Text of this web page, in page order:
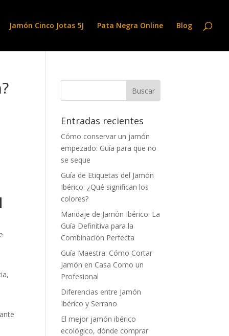
Jamón Cinco Jotas 5J Pata Negra Online Blog
Entradas recientes
Cómo conservar un jamón
empezado: Guía para que no
se seque
Guía de Etiquetas del Jamón
Ibérico: ¿Qué significan los
colores?
Maridaje de Jamón Ibérico: La
Guía Definitiva para la
Combinación Perfecta
Guía Maestra: Cómo Cortar
Jamón en Casa Como un
Profesional
Diferencias entre Jamón
Ibérico y Serrano
El mejor jamón ibérico
ecológico, dónde comprar